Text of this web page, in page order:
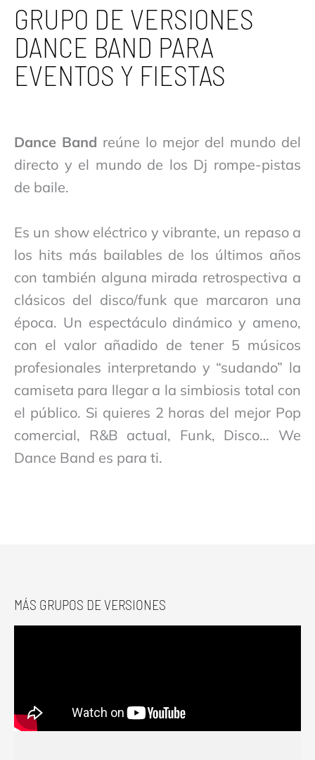
GRUPO DE VERSIONES
DANCE BAND PARA
EVENTOS Y FIESTAS
Dance Band reúne lo mejor del mundo del
directo y el mundo de los Dj rompe-pistas
de baile.
Es un show eléctrico y vibrante, un repaso a
los hits más bailables de los últimos años
con también alguna mirada retrospectiva a
clásicos del disco/funk que marcaron una
época. Un espectáculo dinámico y ameno,
con el valor añadido de tener 5 músicos
profesionales interpretando y “sudando” la
camiseta para llegar a la simbiosis total con
el público. Si quieres 2 horas del mejor Pop
comercial, R&B actual, Funk, Disco… We
Dance Band es para ti.
MÁS GRUPOS DE VERSIONES